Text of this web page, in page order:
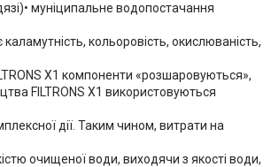
муніципальне водопостачання
кольоровість, окислюваність,
X1 компоненти «розшаровуються»,
FILTRONS X1 використовуються
дії. Таким чином, витрати на
очищеної води, виходячи з якості води,